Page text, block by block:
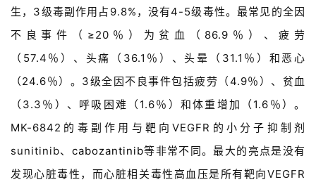
生，3级毒副作用占9.8%，没有4-5级毒性。最常见的全因
不良事件（≥20％）为贫血（86.9％）、疲劳
（57.4％）、头痛（36.1％）、头晕（31.1％）和恶心
（24.6％）。3级全因不良事件包括疲劳（4.9％）、贫血
（3.3％）、呼吸困难（1.6％）和体重增加（1.6％）。
MK-6842的毒副作用与靶向VEGFR的小分子抑制剂
sunitinib、 cabozantinib等非常不同。最大的亮点是没有
发现心脏毒性，而心脏相关毒性高血压是所有靶向VEGFR